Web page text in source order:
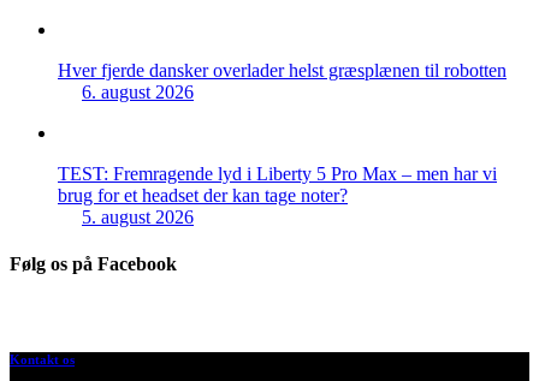
Hver fjerde dansker overlader helst græsplænen til robotten
6. august 2026
TEST: Fremragende lyd i Liberty 5 Pro Max – men har vi
brug for et headset der kan tage noter?
5. august 2026
Følg os på Facebook
Kontakt os